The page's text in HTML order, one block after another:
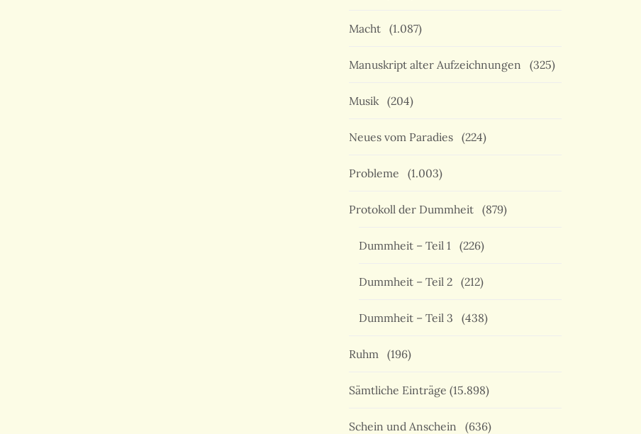
Macht (1.087)
Manuskript alter Aufzeichnungen (325)
Musik (204)
Neues vom Paradies (224)
Probleme (1.003)
Protokoll der Dummheit (879)
Dummheit – Teil 1 (226)
Dummheit – Teil 2 (212)
Dummheit – Teil 3 (438)
Ruhm (196)
Sämtliche Einträge (15.898)
Schein und Anschein (636)